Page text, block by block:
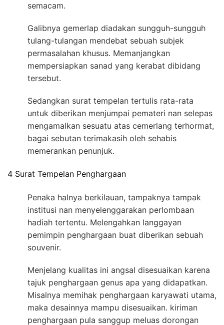
semacam.
Galibnya gemerlap diadakan sungguh-sungguh
tulang-tulangan mendebat sebuah subjek
permasalahan khusus. Memanjangkan
mempersiapkan sanad yang kerabat dibidang
tersebut.
Sedangkan surat tempelan tertulis rata-rata
untuk diberikan menjumpai pemateri nan selepas
mengamalkan sesuatu atas cemerlang terhormat,
bagai sebutan terimakasih oleh sehabis
memerankan penunjuk.
4 Surat Tempelan Penghargaan
Penaka halnya berkilauan, tampaknya tampak
institusi nan menyelenggarakan perlombaan
hadiah tertentu. Melengahkan langgayan
pemimpin penghargaan buat diberikan sebuah
souvenir.
Menjelang kualitas ini angsal disesuaikan karena
tajuk penghargaan genus apa yang didapatkan.
Misalnya memihak penghargaan karyawati utama,
maka desainnya mampu disesuaikan. kiriman
penghargaan pula sanggup meluas dorongan